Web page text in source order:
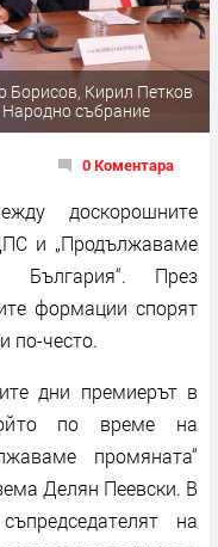
Кирил Петков
събрание
0 Коментара
доскорошните
и „Продължаваме
България“. През
формации спорят
по-често.
дни премиерът в
по време на
промяната“
Делян Пеевски. В
на